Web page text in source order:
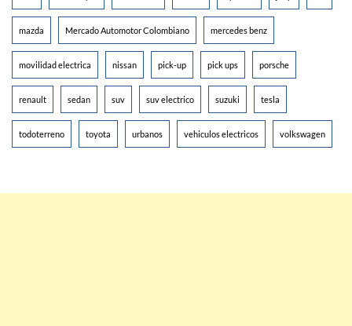
mazda Mercado Automotor Colombiano mercedes benz
movilidad electrica nissan pick-up pick ups porsche
renault sedan suv suv electrico suzuki tesla
todoterreno toyota urbanos vehiculos electricos volkswagen